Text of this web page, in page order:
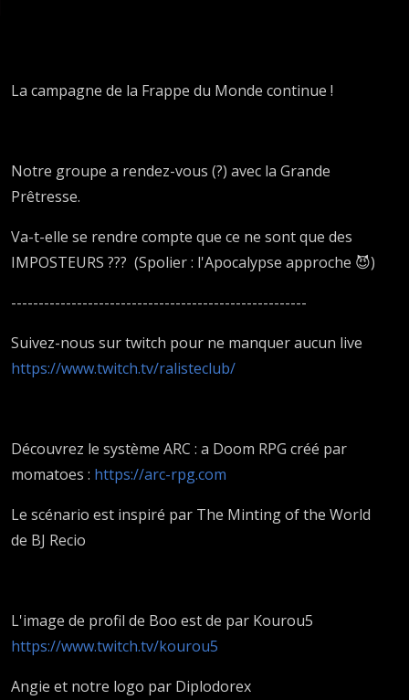
La campagne de la Frappe du Monde continue !
Notre groupe a rendez-vous (?) avec la Grande
Prêtresse.
Va-t-elle se rendre compte que ce ne sont que des
IMPOSTEURS ??? (Spolier : l'Apocalypse approche 😈)
------------------------------------------------------
Suivez-nous sur twitch pour ne manquer aucun live
https://www.twitch.tv/ralisteclub/
Découvrez le système ARC : a Doom RPG créé par
momatoes : https://arc-rpg.com
Le scénario est inspiré par The Minting of the World
de BJ Recio
L'image de profil de Boo est de par Kourou5
https://www.twitch.tv/kourou5
Angie et notre logo par Diplodorex